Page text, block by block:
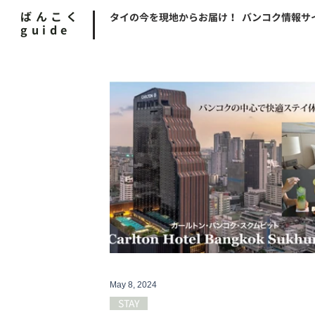
ばんこく
guide
タイの今を現地からお届け！ バンコク情報サ
STAY
May 8, 2024